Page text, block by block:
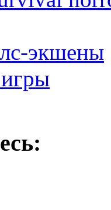
экшены